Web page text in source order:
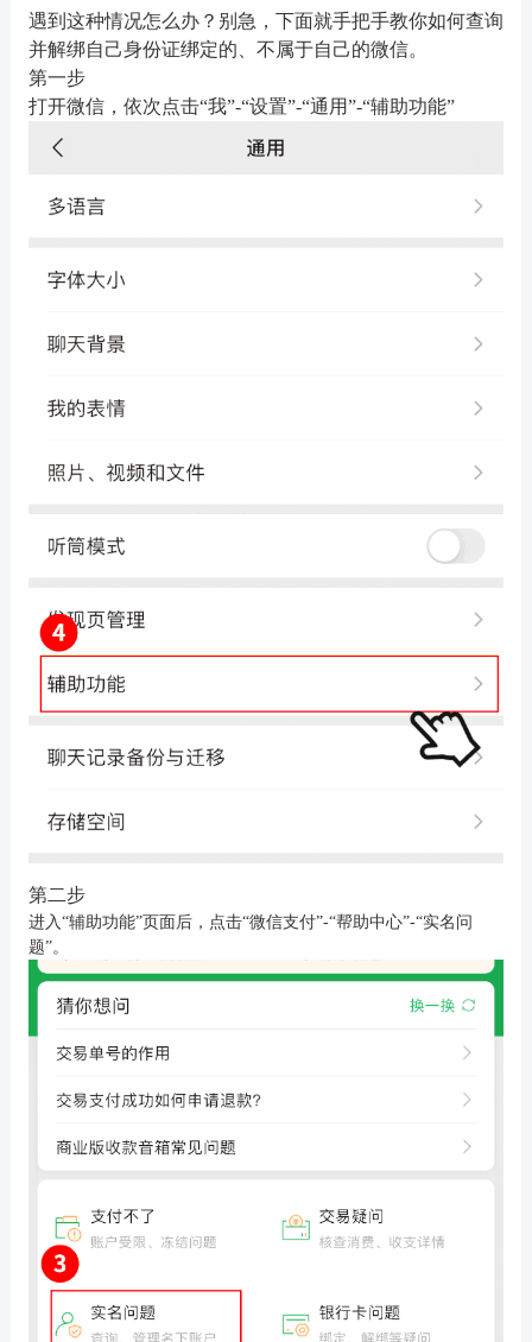
遇到这种情况怎么办？别急，下面就手把手教你如何查询
并解绑自己身份证绑定的、不属于自己的微信。
第一步
打开微信，依次点击“我”-“设置”-“通用”-“辅助功能”
第二步
进入 “辅助功能”页面后，点击“微信支付”-“帮助中心”-“实名问
题”。